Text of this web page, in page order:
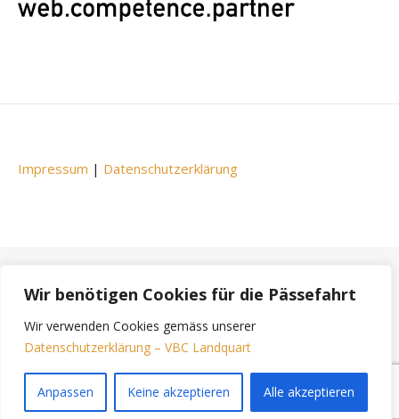
Wir benötigen Cookies für die Pässefahrt
Wir verwenden Cookies gemäss unserer
Datenschutzerklärung – VBC Landquart
Anpassen Keine akzeptieren Alle akzeptieren
Impressum | Datenschutzerklärung
NACH OBEN